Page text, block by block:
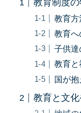
教育制度
教育方
教育へ
子供達
教育と
国が
教育と文